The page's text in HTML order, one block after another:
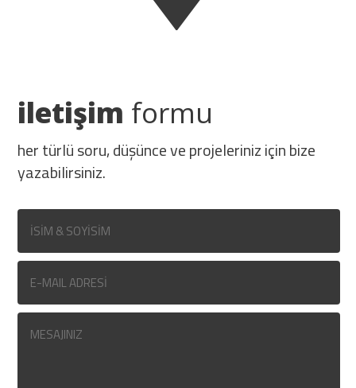
iletişim formu
her türlü soru, düşünce ve projeleriniz için bize
yazabilirsiniz.